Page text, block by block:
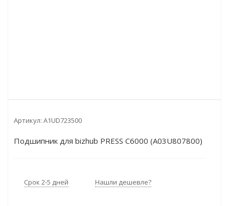
Артикул: A1UD723500
Подшипник для bizhub PRESS C6000 (A03U807800)
Срок 2-5 дней Нашли дешевле?